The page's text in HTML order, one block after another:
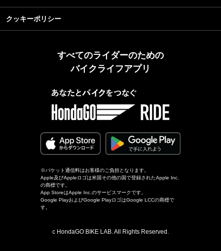
クッキーポリシー
すべてのライダーのための
バイクライフアプリ
※パケット通信料はお客様のご負担となります。
Apple及びAppleロゴは米国その他の国で登録されたApple Inc.
の商標です。
App StoreはApple Inc.のサービスマークです。
Google PlayおよびGoogle PlayロゴはGoogle LCCの商標で
す。
c HondaGO BIKE LAB. All Rights Reserved.